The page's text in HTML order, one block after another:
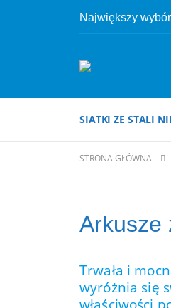
Największy
SIATKI ZE STALI
STRONA GŁÓWNA
Arkusze
Trwała i
wyróżnia się
właściwości